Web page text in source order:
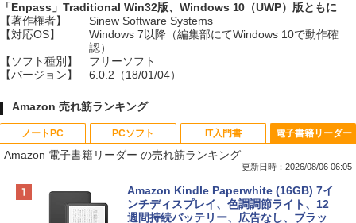
「Enpass」Traditional Win32版、Windows 10（UWP）版ともに
【著作権者】
Sinew Software Systems
【対応OS】
Windows 7以降（編集部にてWindows 10で動作確
認）
【ソフト種別】
フリーソフト
【バージョン】
6.0.2（18/01/04）
Amazon 売れ筋ランキング
ノートPC
Apple 2026 MacBook Neo A18 Proチッ
プ搭載13インチノートブック：AIとAppl
e Intelligenceのために設計、Liquid Ret
PCソフト
Xbox プリペイドカード 10,000円 デジタ
ルコード 【旧 Xbox ギフトカード】 [オ
ンラインコード]
IT入門書
生成AIパスポート公式テキスト 第４版
￥1,766
電子書籍リーダー
Amazon 電子書籍リーダー の売れ筋ランキング
更新日時：2026/08/06 06:05
Amazon Kindle Paperwhite (16GB) 7イ
ンチディスプレイ、色調調節ライト、12
週間持続バッテリー、広告なし、ブラッ